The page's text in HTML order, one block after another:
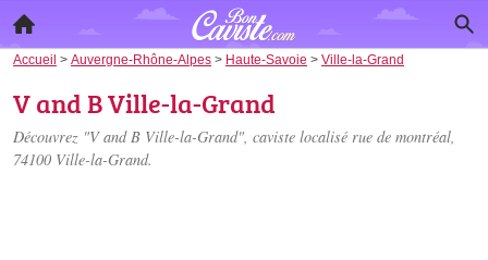
Accueil > Auvergne-Rhône-Alpes > Haute-Savoie > Ville-la-Grand
V and B Ville-la-Grand
Découvrez "V and B Ville-la-Grand", caviste localisé rue de montréal,
74100 Ville-la-Grand.